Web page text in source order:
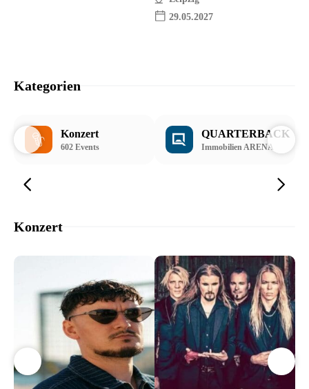
29.05.2027
Kategorien
Konzert
602 Events
QUARTERBACK
Immobilien ARENA
Konzert